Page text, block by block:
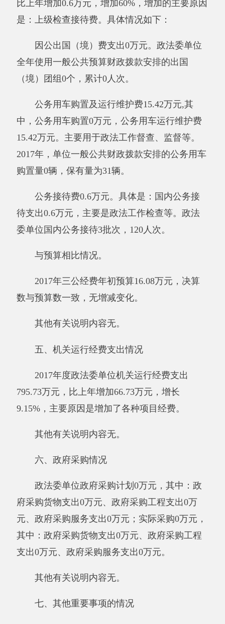
（一）国有资产占用情况说明
元，其中：流动资产264.93万元，固定资产
568.44万元，其中：房屋0（平方米），价值0万
元，共有车辆31辆，价值291.94万元，其中：部
执法执勤用车0辆、特种专业技术用车0辆、其他
用车0辆；单位价值50万元以上通用设备0台
（套）、单位价值100万元以上专用设备0台
其他有关说明内容无。
（二）国有资产收益征缴情况说明
截至2017年12月31日，政法委单位资产有偿
使用收入合计0万元，资产处置收入合计0万元。
缴未缴0万元，单位留用0万元。
其他有关说明内容无。
（三）部门项目支出情况和项目绩效评价情
况说明
3个，涉及万591.58万元，项目支出决算591.58万
元，本部门单位民生项目和重点支出项目的绩效
评价开展情况及结果：
1、基层组织建设经费417.94万元
项目支出406.11万元。坚持做到凡是有人的
区、村民小组、牧区边远山区等的党组织工作的
2、护边员补助资金173 .64万元
项目支出173.64万元，主要用于其它人员经
费支出 。
其他有关说明内容无
第三部分 专业名词解释
财政拨款收入：指同级财政当年拨付的资